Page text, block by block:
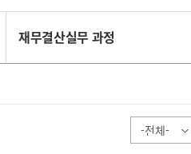
재무결산실무 과정